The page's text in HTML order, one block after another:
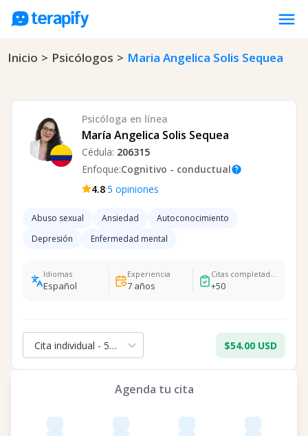
menu
Psicólogos en línea
Opiniones
Empresas
Preguntas frecuentes
Inicio > Psicólogos > Maria Angelica Solis Sequea
Psicóloga en línea
María Angelica Solis Sequea
Cédula: 206315
Enfoque:Cognitivo - conductualhelp
4.8·5 opiniones
Abuso sexual Ansiedad
Autoconocimiento
Depresión
Enfermedad mental
Idiomas
Español
Experiencia
7 años
Citas completadas
+50
Cita individual - 50 min. $54.00 USD
Agenda tu cita